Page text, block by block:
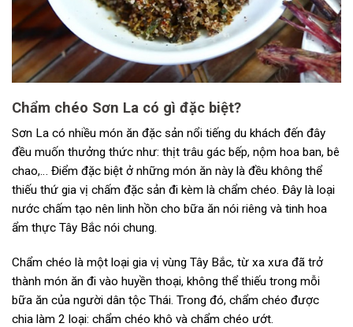
Chẩm chéo Sơn La có gì đặc biệt?
Sơn La có nhiều món ăn đặc sản nổi tiếng du khách đến đây
đều muốn thưởng thức như: thịt trâu gác bếp, nộm hoa ban, bê
chao,… Điểm đặc biệt ở những món ăn này là đều không thể
thiếu thứ gia vị chấm đặc sản đi kèm là chẩm chéo. Đây là loại
nước chấm tạo nên linh hồn cho bữa ăn nói riêng và tinh hoa
ẩm thực Tây Bắc nói chung.
Chẩm chéo là một loại gia vị vùng Tây Bắc, từ xa xưa đã trở
thành món ăn đi vào huyền thoại, không thể thiếu trong mỗi
bữa ăn của người dân tộc Thái. Trong đó, chẩm chéo được
chia làm 2 loại: chẩm chéo khô và chẩm chéo ướt.